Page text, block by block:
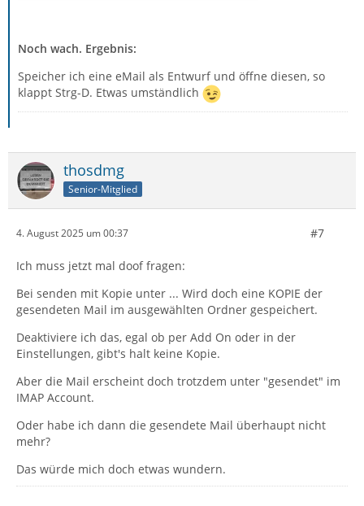
Noch wach. Ergebnis:
Speicher ich eine eMail als Entwurf und öffne diesen, so
klappt Strg-D. Etwas umständlich
thosdmg
Senior-Mitglied
4. August 2025 um 00:37 #7
Ich muss jetzt mal doof fragen:
Bei senden mit Kopie unter ... Wird doch eine KOPIE der
gesendeten Mail im ausgewählten Ordner gespeichert.
Deaktiviere ich das, egal ob per Add On oder in der
Einstellungen, gibt's halt keine Kopie.
Aber die Mail erscheint doch trotzdem unter "gesendet" im
IMAP Account.
Oder habe ich dann die gesendete Mail überhaupt nicht
mehr?
Das würde mich doch etwas wundern.